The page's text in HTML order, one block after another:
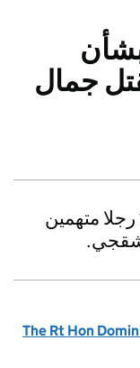
جمال
صدر في 23 ديسمبر الحكم ضد 11 رجلا متهمين
The Rt Hon